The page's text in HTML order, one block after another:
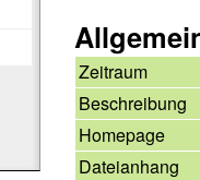
Zeitraum
Beschreibung
Homepage
Dateianhang